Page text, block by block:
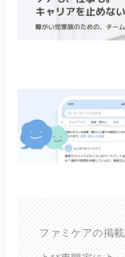
ファミケアの掲